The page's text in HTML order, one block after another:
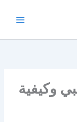
وكيفية